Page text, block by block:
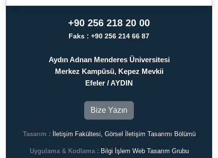
+90 256 218 20 00
Faks : +90 256 214 66 87
Aydın Adnan Menderes Üniversitesi
Merkez Kampüsü, Kepez Mevkii
Efeler / AYDIN
Bize Yazın
Tasarım : İletişim Fakültesi, Görsel İletişim Tasarımı Bölümü
Uygulama & Kodlama : Bilgi İşlem Web Tasarım Grubu